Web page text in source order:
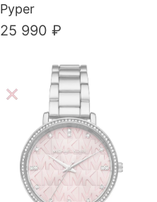
Pyper
25 990 ₽